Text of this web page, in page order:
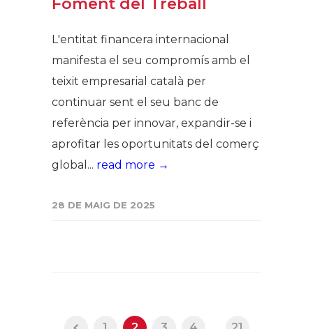
Foment del Treball
L'entitat financera internacional
manifesta el seu compromís amb el
teixit empresarial català per
continuar sent el seu banc de
referència per innovar, expandir-se i
aprofitar les oportunitats del comerç
global... read more →
28 DE MAIG DE 2025